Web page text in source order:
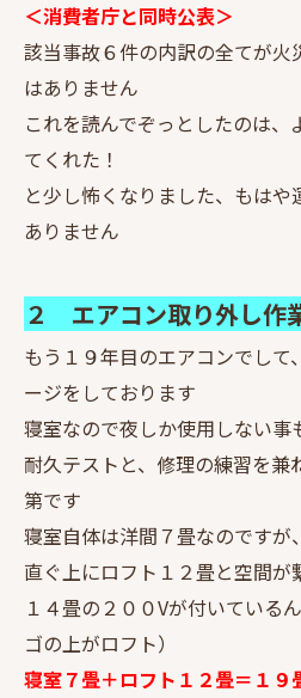
＜消費者庁と同時公表＞
該当事故６件の内訳の全てが火
はありません
これを読んでぞっとしたのは
てくれた！
と少し怖くなりました、もは
ありません
２ エアコン取り外し作
もう１９年目のエアコンでして
ージをしております
寝室なので夜しか使用しない事
耐久テストと、修理の練習を兼
第です
寝室自体は洋間７畳なのですが、
直ぐ上にロフト１２畳と空間が
１４畳の２００Vが付いている
ゴの上がロフト）
寝室７畳＋ロフト１２畳＝１９